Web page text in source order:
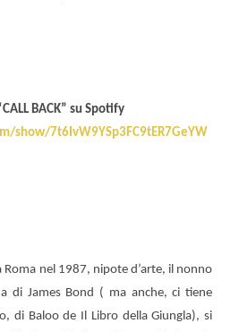
BACK” su Spotify
show/7t6IvW9YSp3FC9tER7GeYW
Roma nel 1987, nipote d’arte, il nonno
di James Bond ( ma anche, ci tiene
di Baloo de Il Libro della Giungla), si